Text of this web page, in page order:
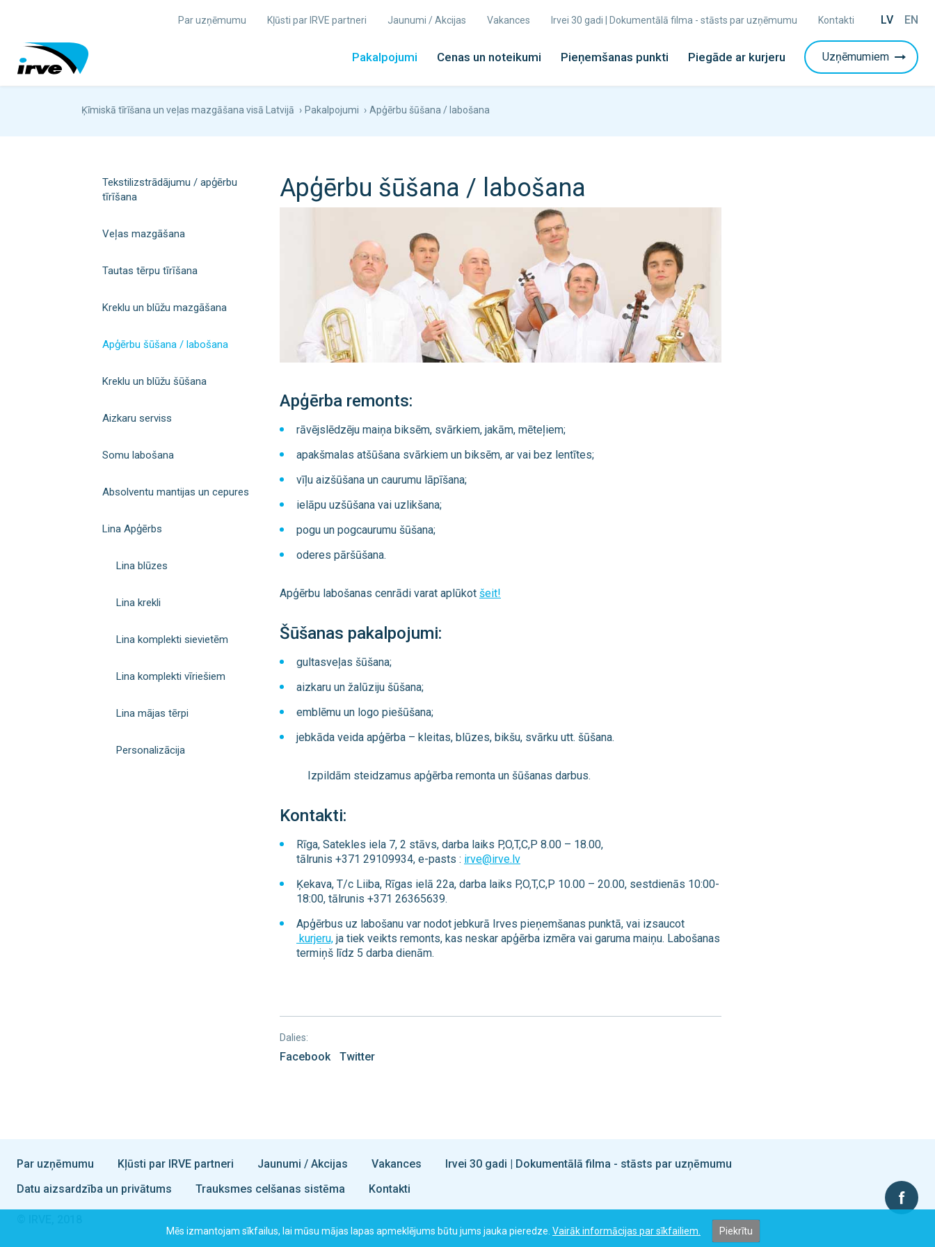
Par uzņēmumu Kļūsti par IRVE partneri Jaunumi / Akcijas Vakances Irvei 30 gadi | Dokumentālā filma - stāsts par uzņēmumu Kontakti LV EN
Pakalpojumi Cenas un noteikumi Pieņemšanas punkti Piegāde ar kurjeru Uzņēmumiem
Ķīmiskā tīrīšana un veļas mazgāšana visā Latvijā › Pakalpojumi › Apģērbu šūšana / labošana
Tekstilizstrādājumu / apģērbu
tīrīšana
Veļas mazgāšana
Tautas tērpu tīrīšana
Kreklu un blūžu mazgāšana
Apģērbu šūšana / labošana
Kreklu un blūžu šūšana
Aizkaru serviss
Somu labošana
Absolventu mantijas un cepures
Lina Apģērbs
Lina blūzes
Lina krekli
Lina komplekti sievietēm
Lina komplekti vīriešiem
Lina mājas tērpi
Personalizācija
Apģērbu šūšana / labošana
Apģērba remonts:
rāvējslēdzēju maiņa biksēm, svārkiem, jakām, mēteļiem;
apakšmalas atšūšana svārkiem un biksēm, ar vai bez lentītes;
vīļu aizšūšana un caurumu lāpīšana;
ielāpu uzšūšana vai uzlikšana;
pogu un pogcaurumu šūšana;
oderes pāršūšana.
Apģērbu labošanas cenrādi varat aplūkot šeit!
Šūšanas pakalpojumi:
gultasveļas šūšana;
aizkaru un žalūziju šūšana;
emblēmu un logo piešūšana;
jebkāda veida apģērba – kleitas, blūzes, bikšu, svārku utt. šūšana.
Izpildām steidzamus apģērba remonta un šūšanas darbus.
Kontakti:
Rīga, Satekles iela 7, 2 stāvs, darba laiks P,O,T,C,P 8.00 – 18.00,
tālrunis +371 29109934, e-pasts : irve@irve.lv
Ķekava, T/c Liiba, Rīgas ielā 22a, darba laiks P,O,T,C,P 10.00 – 20.00, sestdienās 10:00-
18:00, tālrunis +371 26365639.
Apģērbus uz labošanu var nodot jebkurā Irves pieņemšanas punktā, vai izsaucot
kurjeru, ja tiek veikts remonts, kas neskar apģērba izmēra vai garuma maiņu. Labošanas
termiņš līdz 5 darba dienām.
Dalies:
Facebook Twitter
Par uzņēmumu Kļūsti par IRVE partneri Jaunumi / Akcijas Vakances
Irvei 30 gadi | Dokumentālā filma - stāsts par uzņēmumu
Datu aizsardzība un privātums
Trauksmes celšanas sistēma Kontakti
Mēs izmantojam sīkfailus, lai mūsu mājas lapas apmeklējums būtu jums jauka pieredze. Vairāk informācijas par sīkfailiem. Piekrītu